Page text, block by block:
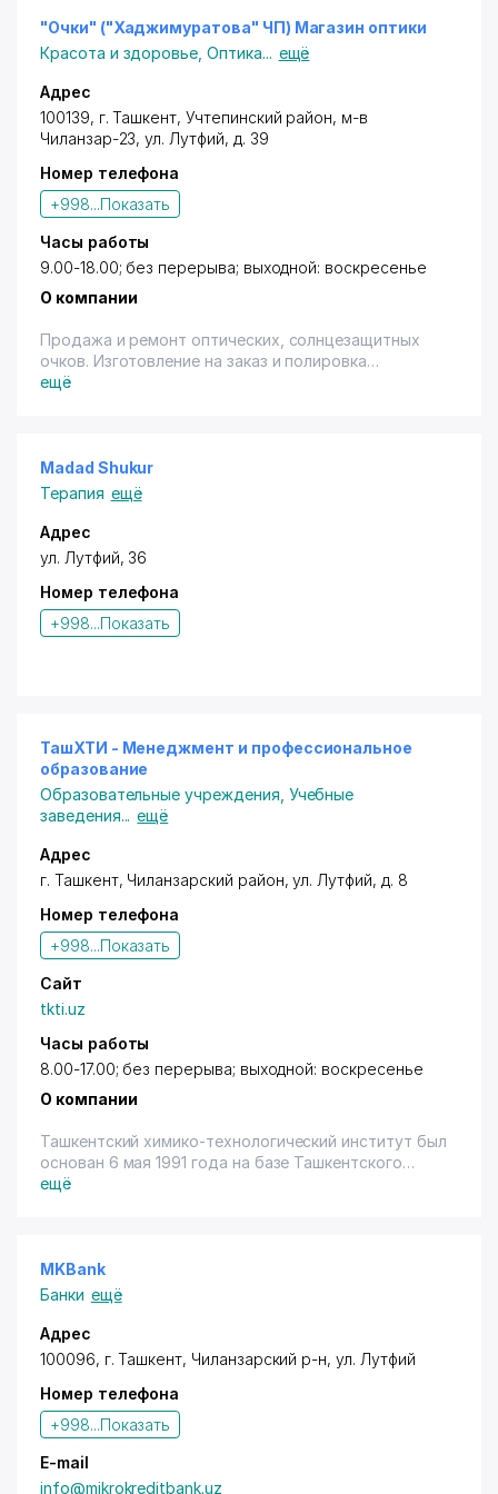
Великобритании и следующий шаг это полет и
прибытие в Лондон.
-
Для оформления “Transfer and Orientation Package,
нам необходимо:
-
- копия паспорта
- копия билета с временем и датой прибытия.
Пожалуйста сохраняйте свой билет.
- подтверждение об оплате через банк на
вышеперечисленные услуги по инвойсу Global Study
- заполненная и подписанная заявка
А также:
рубежом
- Перевод документов на иностранные языки
- Оформление страховки
- Для не совершеннолетних студентов -
организация сопровождения от авиакомпаний
Обучаясь за рубежом, Вы получаете уникальную
возможность ознакомиться с местными
достопримечательностями, отдохнуть и
-
Global Study Uzbekistan признан и международно
аккредитован и как официальный тестовый центр
по экзамену TOEFL.
-
При планировании поездки помните, что сбор
документов в посольство, получение визы,
бронирование льготного билета всегда требует
заблаговременно.
предоставляются во время проведения акций.
Скидки не суммируются. Товары сертифицированы.
"Очки" ("Хаджимуратова" ЧП) Магазин оптики
Красота и здоровье ,Оптика... ещё
Адрес
100139, г. Ташкент,Учтепинский район, м-в
Чиланзар-23,ул. Лутфий, д. 39
Номер телефона
+998...Показать
Часы работы
9.00-18.00; без перерыва; выходной: воскресенье
О компании
Продажа и ремонт оптических, солнцезащитных
очков. Изготовление на заказ и полировка
оптических очков.
ещё
Madad Shukur
Терапия ещё
Адрес
ул. Лутфий, 36
Номер телефона
+998...Показать
ТашХТИ - Менеджмент и профессиональное
образование
Образовательные учреждения Учебные
заведения... ещё
Адрес
г. Ташкент, Чиланзарский район,ул. Лутфий, д. 8
Номер телефона
+998...Показать
Сайт
tkti.uz
Часы работы
8.00-17.00; без перерыва; выходной: воскресенье
О компании
Ташкентский химико-технологический институт был
основан 6 мая 1991 года на базе Ташкентского
политехнического института. Институт включает 5
- Технология неорганических веществ;
- Технология продуктов питания;
- Технология производства органических
соединений и топлива;
- Повышение квалификации и переподготовка
кадров.
Перечень документов для поступления:
- Заявление на имя ректора;
- Ксерокопия паспорта;
- Оригинал документа о среднем или среднем
специальном образовании;
ещё
MKBank
Банки ещё
Адрес
100096, г. Ташкент, Чиланзарский р-н,ул. Лутфий
Номер телефона
+998...Показать
E-mail
info@mikrokreditbank.uz